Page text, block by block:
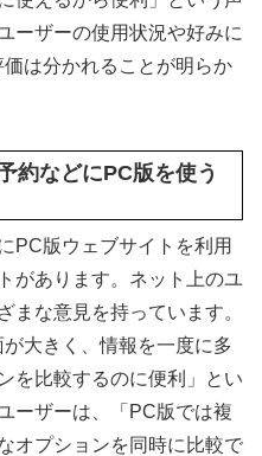
ーザーの使用状況や好みに
は分かれることが明らか
約などにPC版を使う
PC版ウェブサイトを利用
があります。ネット上のユ
まな意見を持っています。
大きく、情報を一度に多
を比較するのに便利」とい
ーザーは、「PC版では複
オプションを同時に比較で